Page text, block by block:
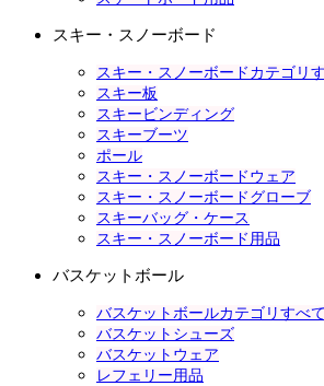
スキー・スノーボード
スキー・スノーボードカテゴリ
スキー板
スキービンディング
スキーブーツ
ポール
スキー・スノーボードウェア
スキー・スノーボードグローブ
スキーバッグ・ケース
スキー・スノーボード用品
バスケットボール
バスケットボールカテゴリすべて
バスケットシューズ
バスケットウェア
レフェリー用品